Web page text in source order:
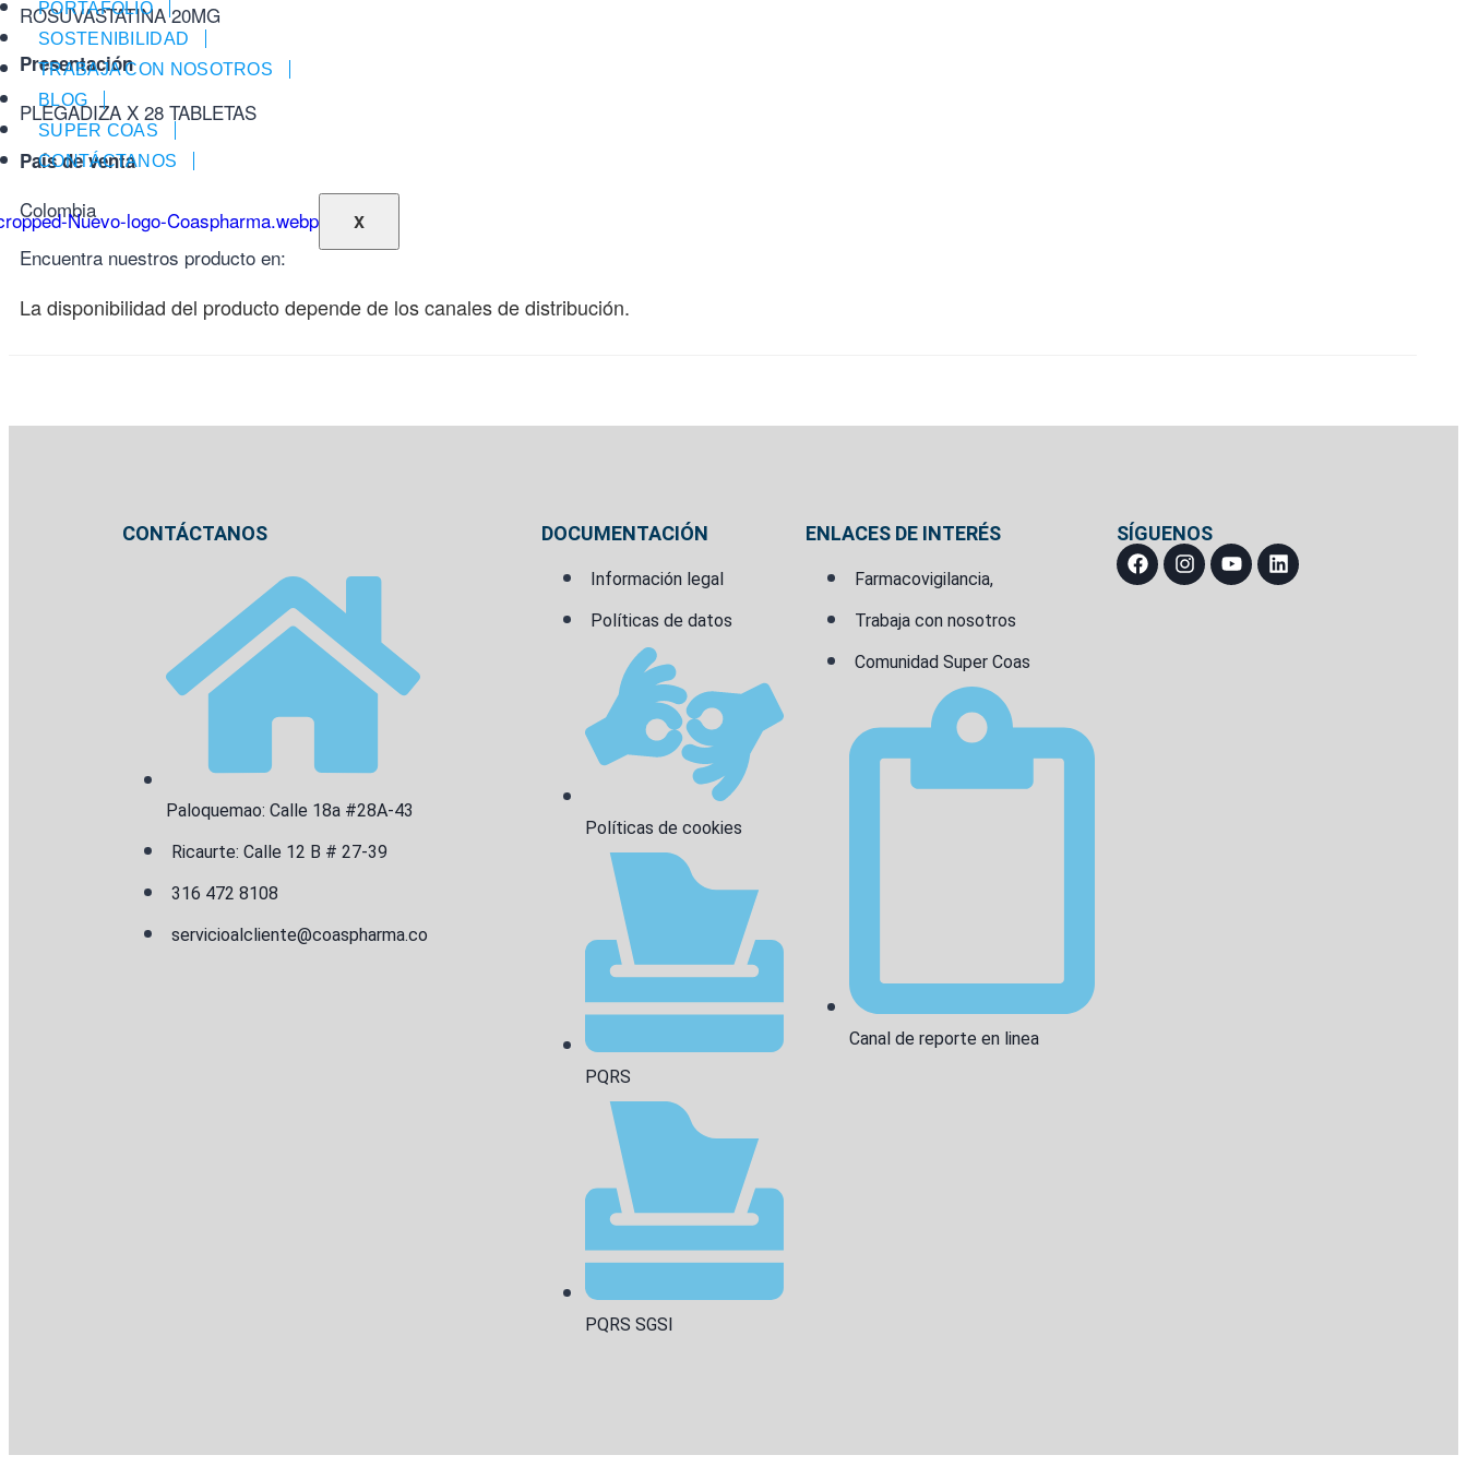
PORTAFOLIO
SOSTENIBILIDAD
TRABAJA CON NOSOTROS
BLOG
SUPER COAS
CONTÁCTANOS
X
ROSUVASTATINA 20MG
Presentación
PLEGADIZA X 28 TABLETAS
País de venta
Colombia
Encuentra nuestros producto en:
La disponibilidad del producto depende de los canales de distribución.
CONTÁCTANOS
Paloquemao: Calle 18a #28A-43
Ricaurte: Calle 12 B # 27-39
316 472 8108
servicioalcliente@coaspharma.co
DOCUMENTACIÓN
Información legal
Políticas de datos
Políticas de cookies
PQRS
PQRS SGSI
ENLACES DE INTERÉS
Farmacovigilancia,
Trabaja con nosotros
Comunidad Super Coas
Canal de reporte en linea
SÍGUENOS